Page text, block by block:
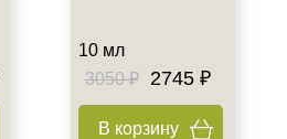
10 мл
3050 ₽
2745 ₽
В корзину